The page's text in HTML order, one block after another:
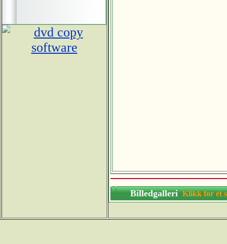
BilledgalleriKlikk for